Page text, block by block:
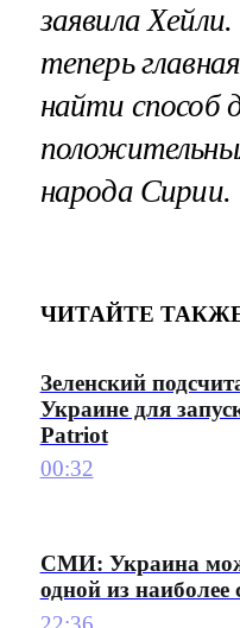
заявила
теперь
найти способ
народа Сирии.
ЧИТАЙТЕ
Зеленский
Украине для
Patriot
00:32
СМИ: Украина
одной из наиболее